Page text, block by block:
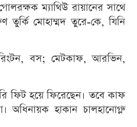
ম্যাথিউ রায়ানের সাথে
মোহাম্মদ তুরে-কে, যিনি
বস; মেটকাফ, আরভিন,
ফিট হয়ে ফিরেছেন। তবে কাফ
অধিনায়ক হাকান চালহানোগ্লু